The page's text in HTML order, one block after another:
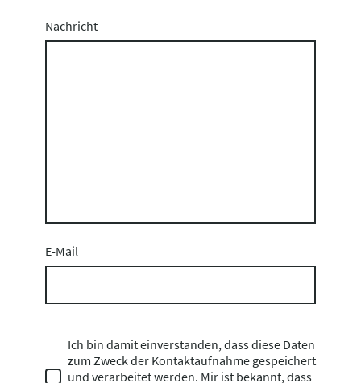
Nachricht
E-Mail
Ich bin damit einverstanden, dass diese Daten
zum Zweck der Kontaktaufnahme gespeichert
und verarbeitet werden. Mir ist bekannt, dass